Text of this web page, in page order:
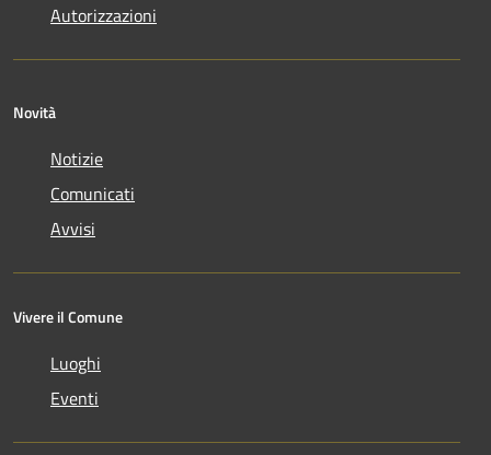
Autorizzazioni
Novità
Notizie
Comunicati
Avvisi
Vivere il Comune
Luoghi
Eventi